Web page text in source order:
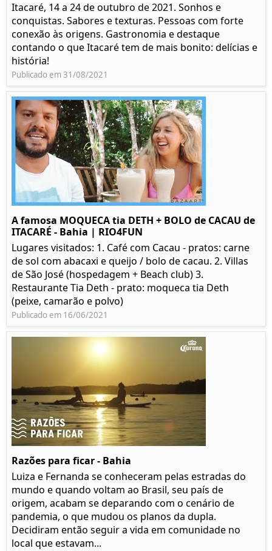
Itacaré, 14 a 24 de outubro de 2021. Sonhos e
conquistas. Sabores e texturas. Pessoas com forte
conexão às origens. Gastronomia e destaque
contando o que Itacaré tem de mais bonito: delícias e
história!
Publicado em 31/08/2021
A famosa MOQUECA tia DETH + BOLO de CACAU de
ITACARÉ - Bahia | RIO4FUN
Lugares visitados: 1. Café com Cacau - pratos: carne
de sol com abacaxi e queijo / bolo de cacau. 2. Villas
de São José (hospedagem + Beach club) 3.
Restaurante Tia Deth - prato: moqueca tia Deth
(peixe, camarão e polvo)
Publicado em 16/06/2021
Razões para ficar - Bahia
Luiza e Fernanda se conheceram pelas estradas do
mundo e quando voltam ao Brasil, seu país de
origem, acabam se deparando com o cenário de
pandemia, o que mudou os planos da dupla.
Decidiram então seguir a vida em comunidade no
local que estavam...